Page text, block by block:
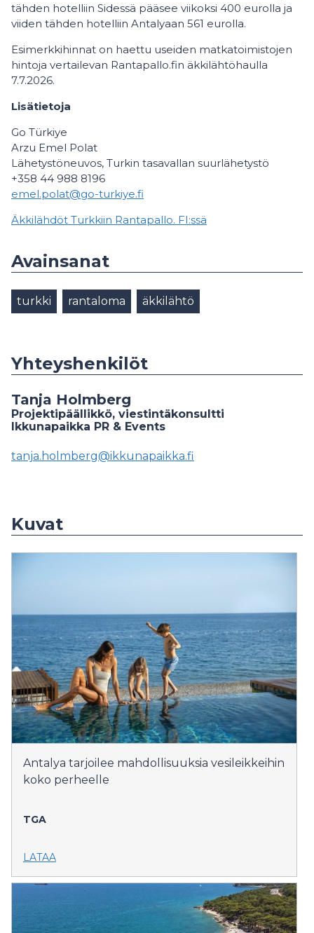
tähden hotelliin Sidessä pääsee viikoksi 400 eurolla ja
viiden tähden hotelliin Antalyaan 561 eurolla.
Esimerkkihinnat on haettu useiden matkatoimistojen
hintoja vertailevan Rantapallo.fin äkkilähtöhaulla
7.7.2026.
Lisätietoja
Go Türkiye
Arzu Emel Polat
Lähetystöneuvos, Turkin tasavallan suurlähetystö
+358 44 988 8196
emel.polat@go-turkiye.fi
Äkkilähdöt Turkkiin Rantapallo. FI:ssä
Avainsanat
turkki rantaloma äkkilähtö
Yhteyshenkilöt
Tanja Holmberg
Projektipäällikkö, viestintäkonsultti
Ikkunapaikka PR & Events
tanja.holmberg@ikkunapaikka.fi
Kuvat
Antalya tarjoilee mahdollisuuksia vesileikkeihin
koko perheelle
TGA
LATAA